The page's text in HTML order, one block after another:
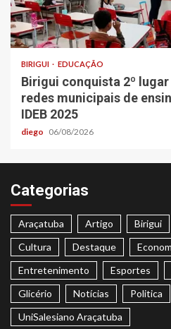
BIRIGUI EDUCAÇÃO
Birigui conquista 2º
redes municipais de
IDEB 2025
diego 06/08/2026
Categorias
Araçatuba Artigo Birigui
Cultura
Destaque
Entretenimento
Esportes
Glicério
Notícias Politica
UniSalesiano Araçatuba